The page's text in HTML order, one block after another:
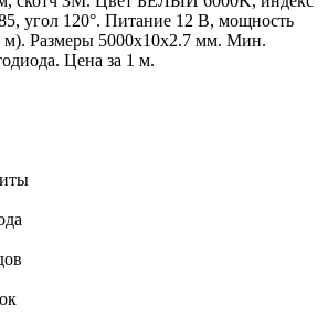
угол 120°. Питание 12 В, мощность
м). Размеры 5000x10x2.7 мм. Мин.
Цена за 1 м.